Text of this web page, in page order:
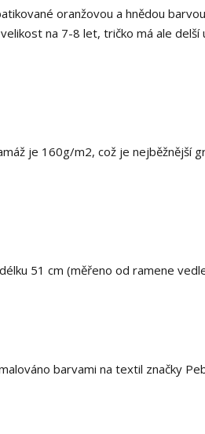
oranžovou a hnědou
na 7-8 let, tričko má ale
je 160g/m2, což je nejběžnější
51 cm (měřeno od ramene
barvami na textil značky